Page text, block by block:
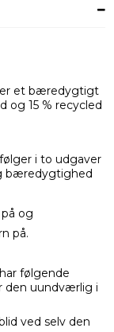
er et bæredygtigt
og 15 % recycled
i to udgaver
bæredygtighed
og
på.
følgende
den uundværlig i
ved selv den